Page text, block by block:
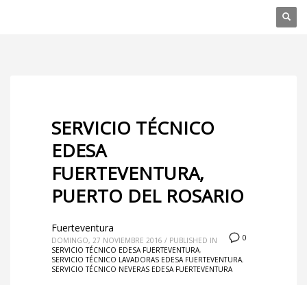
SERVICIO TÉCNICO
EDESA
FUERTEVENTURA,
PUERTO DEL ROSARIO
0
Fuerteventura
DOMINGO, 27 NOVIEMBRE 2016 / PUBLISHED IN
SERVICIO TÉCNICO EDESA FUERTEVENTURA,
SERVICIO TÉCNICO LAVADORAS EDESA FUERTEVENTURA,
SERVICIO TÉCNICO NEVERAS EDESA FUERTEVENTURA